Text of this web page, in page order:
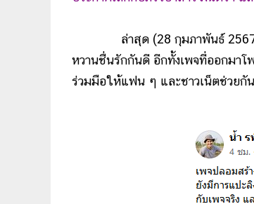
ล่าสุด (28 กุมภาพันธ์ 2567) น้ำ
หวานชื่นรักกันดี อีกทั้งเพจที่ออกมาโ
ร่วมมือให้แฟน ๆ และชาวเน็ตช่วยกั